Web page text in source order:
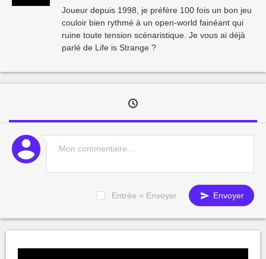
Joueur depuis 1998, je préfère 100 fois un bon jeu
couloir bien rythmé à un open-world fainéant qui
ruine toute tension scénaristique. Je vous ai déjà
parlé de Life is Strange ?
Entrée = Envoyer Envoyer